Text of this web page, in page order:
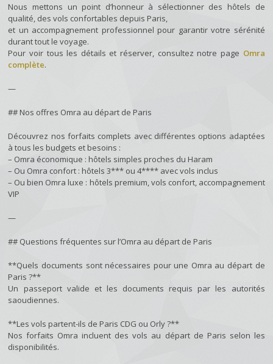
Nous mettons un point d’honneur à sélectionner des hôtels de
qualité, des vols confortables depuis Paris,
et un accompagnement professionnel pour garantir votre sérénité
durant tout le voyage.
Pour voir tous les détails et réserver, consultez notre page Omra
complète.
—
## Nos offres Omra au départ de Paris
Découvrez nos forfaits complets avec différentes options adaptées
à tous les budgets et besoins :
– Omra économique : hôtels simples proches du Haram
– Ou Omra confort : hôtels 3*** ou 4**** avec vols inclus
– Ou bien Omra luxe : hôtels premium, vols confort, accompagnement
VIP
—
## Questions fréquentes sur l’Omra au départ de Paris
**Quels documents sont nécessaires pour une Omra au départ de
Paris ?**
Un passeport valide et les documents requis par les autorités
saoudiennes.
**Les vols partent-ils de Paris CDG ou Orly ?**
Nos forfaits Omra incluent des vols au départ de Paris selon les
disponibilités.